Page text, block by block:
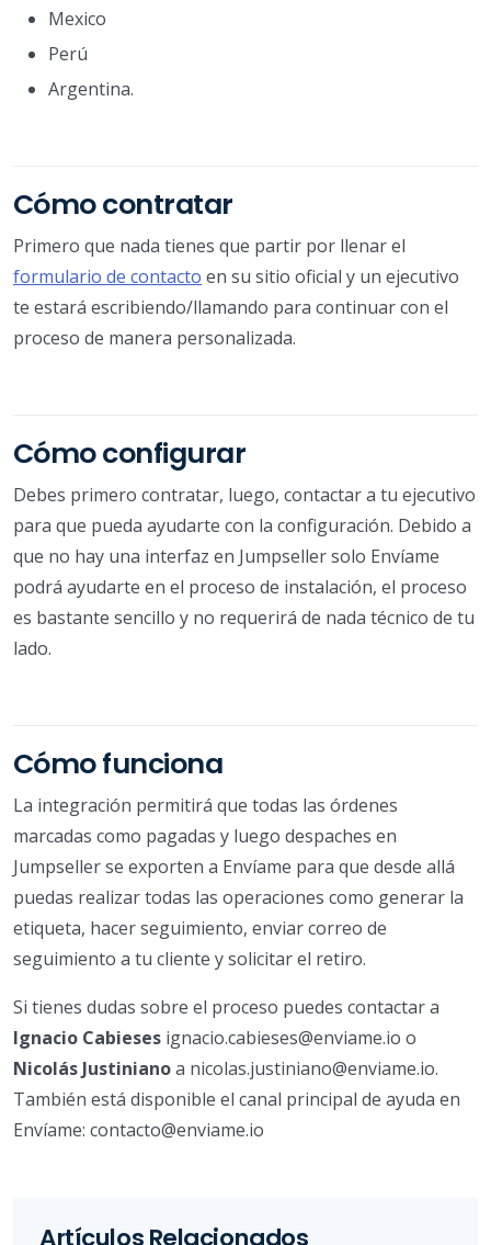
Mexico
Perú
Argentina.
Cómo contratar
Primero que nada tienes que partir por llenar el
formulario de contacto en su sitio oficial y un ejecutivo
te estará escribiendo/llamando para continuar con el
proceso de manera personalizada.
Cómo configurar
Debes primero contratar, luego, contactar a tu ejecutivo
para que pueda ayudarte con la configuración. Debido a
que no hay una interfaz en Jumpseller solo Envíame
podrá ayudarte en el proceso de instalación, el proceso
es bastante sencillo y no requerirá de nada técnico de tu
lado.
Cómo funciona
La integración permitirá que todas las órdenes
marcadas como pagadas y luego despaches en
Jumpseller se exporten a Envíame para que desde allá
puedas realizar todas las operaciones como generar la
etiqueta, hacer seguimiento, enviar correo de
seguimiento a tu cliente y solicitar el retiro.
Si tienes dudas sobre el proceso puedes contactar a
Ignacio Cabieses ignacio.cabieses@enviame.io o
Nicolás Justinianoa nicolas.justiniano@enviame.io.
También está disponible el canal principal de ayuda en
Envíame: contacto@enviame.io
Artículos Relacionados